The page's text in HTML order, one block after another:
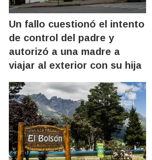
Un fallo cuestionó el intento
de control del padre y
autorizó a una madre a
viajar al exterior con su hija